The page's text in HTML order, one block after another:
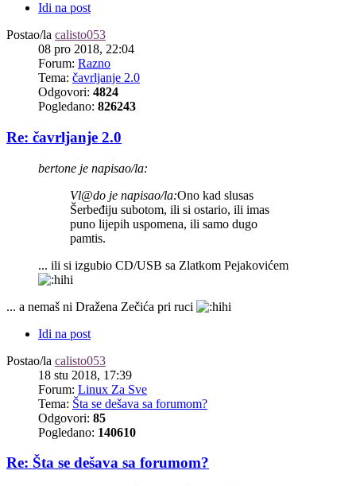
Idi na post
Postao/la calisto053
08 pro 2018, 22:04
Forum: Razno
Tema: čavrljanje 2.0
Odgovori: 4824
Pogledano: 826243
Re: čavrljanje 2.0
bertone je napisao/la:
Vl@do je napisao/la:Ono kad slusas
Šerbeđiju subotom, ili si ostario, ili imas
puno lijepih uspomena, ili samo dugo
pamtis.
... ili si izgubio CD/USB sa Zlatkom Pejakovićem
... a nemaš ni Dražena Zečića pri ruci
Idi na post
Postao/la calisto053
18 stu 2018, 17:39
Forum: Linux Za Sve
Tema: Šta se dešava sa forumom?
Odgovori: 85
Pogledano: 140610
Re: Šta se dešava sa forumom?